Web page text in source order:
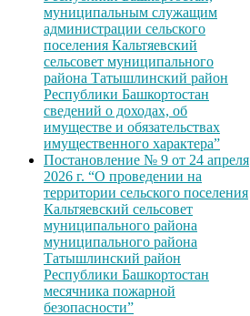
муниципальным служащим
администрации сельского
поселения Кальтяевский
сельсовет муниципального
района Татышлинский район
Республики Башкортостан
сведений о доходах, об
имуществе и обязательствах
имущественного характера”
Постановление № 9 от 24 апреля
2026 г. “О проведении на
территории сельского поселения
Кальтяевский сельсовет
муниципального района
муниципального района
Татышлинский район
Республики Башкортостан
месячника пожарной
безопасности”